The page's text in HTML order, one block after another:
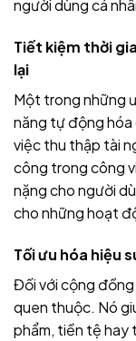
người dùng cá
Tiết kiệm thời
lại
Một trong những
năng tự động hóa
việc thu thập tài
công trong công
nặng cho người
cho những hoạt
Tối ưu hóa hiệu
Đối với cộng
quen thuộc. Nó
phẩm, tiền tệ hay